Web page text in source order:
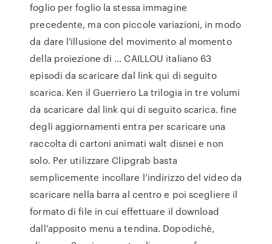
foglio per foglio la stessa immagine
precedente, ma con piccole variazioni, in modo
da dare l'illusione del movimento al momento
della proiezione di … CAILLOU italiano 63
episodi da scaricare dal link qui di seguito
scarica. Ken il Guerriero La trilogia in tre volumi
da scaricare dal link qui di seguito scarica. fine
degli aggiornamenti entra per scaricare una
raccolta di cartoni animati walt disnei e non
solo. Per utilizzare Clipgrab basta
semplicemente incollare l’indirizzo del video da
scaricare nella barra al centro e poi scegliere il
formato di file in cui effettuare il download
dall’apposito menu a tendina. Dopodichè,